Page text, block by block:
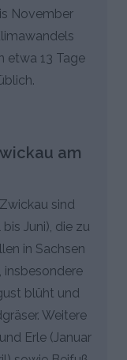
November
etwa 13 Tage
am
sind
Juni), die zu
in Sachsen
insbesondere
blüht und
Weitere
Erle (Januar